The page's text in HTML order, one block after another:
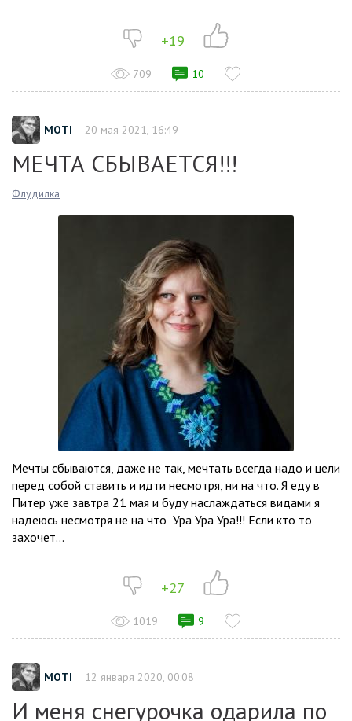
+19
709 10
MOTI 20 мая 2021, 16:49
МЕЧТА СБЫВАЕТСЯ!!!
Флудилка
Мечты сбываются, даже не так, мечтать всегда надо и цели
перед собой ставить и идти несмотря, ни на что. Я еду в
Питер уже завтра 21 мая и буду наслаждаться видами я
надеюсь несмотря не на что Ура Ура Ура!!! Если кто то
захочет...
+27
1019 9
MOTI 12 января 2020, 00:08
И меня снегурочка одарила по